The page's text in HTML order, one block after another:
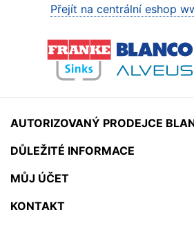
Přejít na centrální eshop
AUTORIZOVANÝ PRODEJCE
DŮLEŽITÉ INFORMACE
MŮJ ÚČET
KONTAKT